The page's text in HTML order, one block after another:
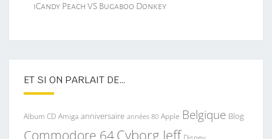
iCandy Peach VS Bugaboo Donkey
ET SI ON PARLAIT DE…
Album CD Amiga anniversaire années 80 Apple Belgique Blog
Commodore 64Cyborg Jeff